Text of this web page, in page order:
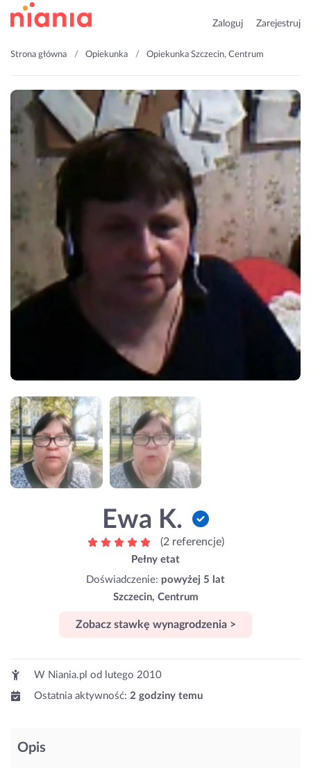
Zaloguj Zarejestruj
Strona główna Opiekunka Opiekunka Szczecin, Centrum
Ewa K.
(2 referencje)
Pełny etat
Doświadczenie: powyżej 5 lat
Szczecin, Centrum
Zobacz stawkę wynagrodzenia >
W Niania.pl od
lutego 2010
Ostatnia aktywność: 2 godziny temu
Opis